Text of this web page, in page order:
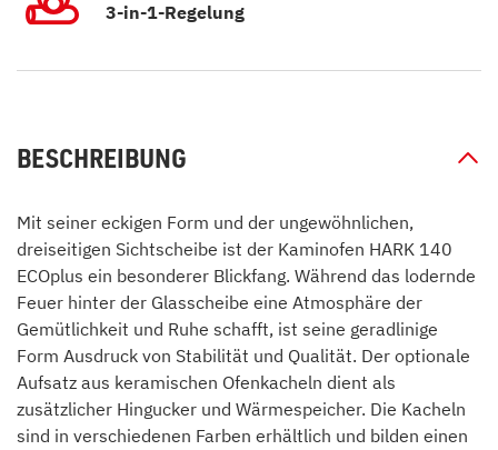
3-in-1-Regelung
BESCHREIBUNG
Mit seiner eckigen Form und der ungewöhnlichen,
dreiseitigen Sichtscheibe ist der Kaminofen HARK 140
ECOplus ein besonderer Blickfang. Während das lodernde
Feuer hinter der Glasscheibe eine Atmosphäre der
Gemütlichkeit und Ruhe schafft, ist seine geradlinige
Form Ausdruck von Stabilität und Qualität. Der optionale
Aufsatz aus keramischen Ofenkacheln dient als
zusätzlicher Hingucker und Wärmespeicher. Die Kacheln
sind in verschiedenen Farben erhältlich und bilden einen